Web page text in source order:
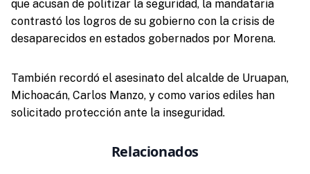
que acusan de politizar la seguridad, la mandataria
contrastó los logros de su gobierno con la crisis de
desaparecidos en estados gobernados por Morena.
También recordó el asesinato del alcalde de Uruapan,
Michoacán, Carlos Manzo, y como varios ediles han
solicitado protección ante la inseguridad.
Relacionados